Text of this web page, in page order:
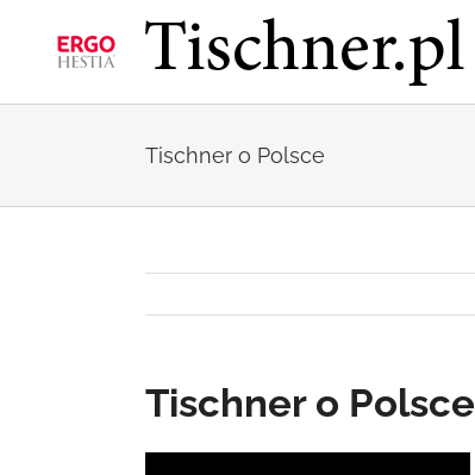
zawartości
Tischner o Polsce
Tischner o Polsce